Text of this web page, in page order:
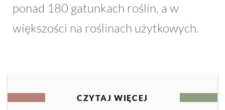
ponad 180 gatunkach roślin, a w
większości na roślinach użytkowych.
CZYTAJ WIĘCEJ